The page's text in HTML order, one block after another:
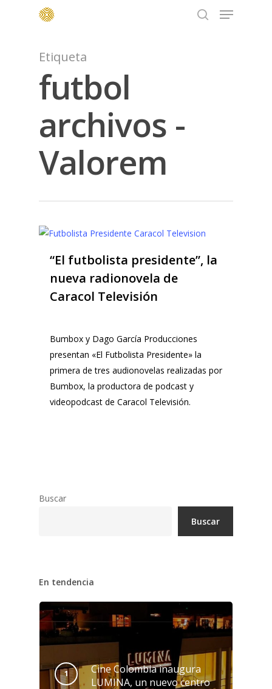
Menu
Etiqueta
futbol
archivos -
Valorem
“El futbolista presidente”, la
nueva radionovela de
Caracol Televisión
Bumbox y Dago García Producciones
presentan «El Futbolista Presidente» la
primera de tres audionovelas realizadas por
Bumbox, la productora de podcast y
videopodcast de Caracol Televisión.
Buscar
Buscar
En tendencia
Cine Colombia inaugura
LUMINA, un nuevo centro